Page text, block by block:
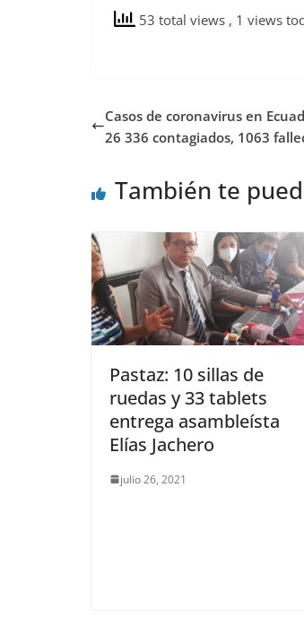
53 total views , 1 views
Casos de coronavirus en
26 336 contagiados, 1063
También te
Pastaz: 10 sillas de
ruedas y 33 tablets
entrega asambleísta
Elías Jachero
julio 26, 2021